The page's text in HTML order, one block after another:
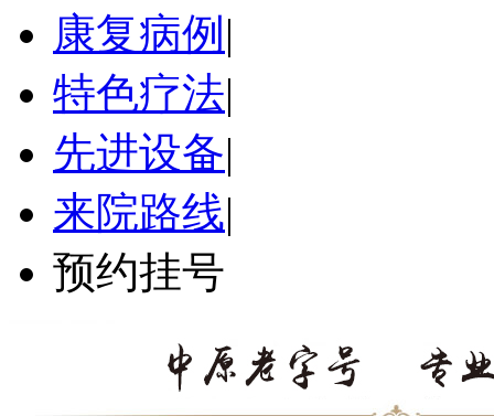
康复病例 |
特色疗法|
先进设备|
来院路线|
预约挂号